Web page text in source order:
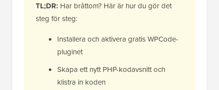
TL;DR: Har bråttom? Här är hur du gör det
steg för steg:
Installera och aktivera gratis WPCode-
pluginet
Skapa ett nytt PHP-kodavsnitt och
klistra in koden